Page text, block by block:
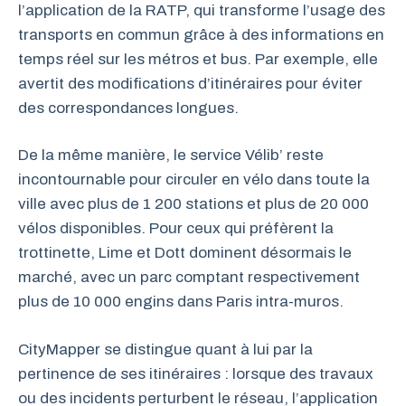
l’application de la RATP, qui transforme l’usage des
transports en commun grâce à des informations en
temps réel sur les métros et bus. Par exemple, elle
avertit des modifications d’itinéraires pour éviter
des correspondances longues.
De la même manière, le service Vélib’ reste
incontournable pour circuler en vélo dans toute la
ville avec plus de 1 200 stations et plus de 20 000
vélos disponibles. Pour ceux qui préfèrent la
trottinette, Lime et Dott dominent désormais le
marché, avec un parc comptant respectivement
plus de 10 000 engins dans Paris intra-muros.
CityMapper se distingue quant à lui par la
pertinence de ses itinéraires : lorsque des travaux
ou des incidents perturbent le réseau, l’application